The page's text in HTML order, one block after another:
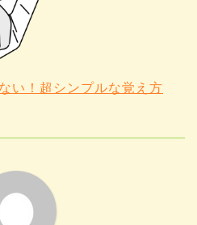
い！超シンプルな覚え方